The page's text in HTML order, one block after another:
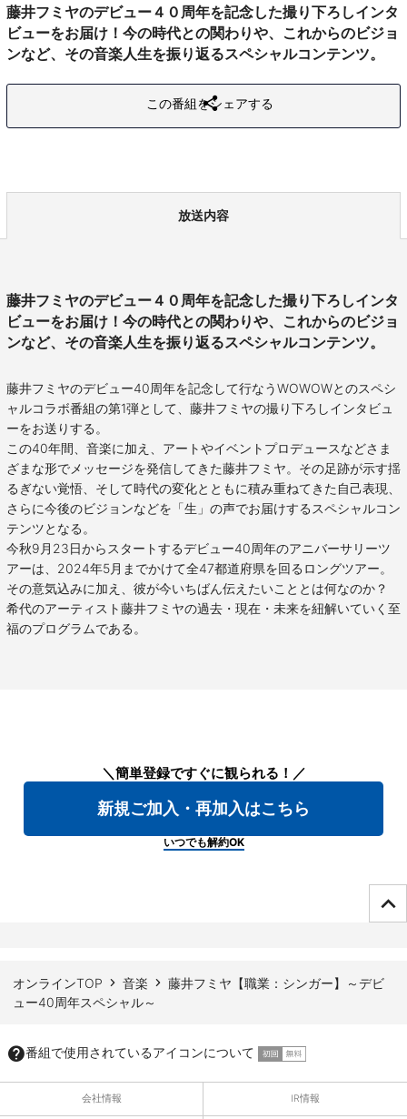
藤井フミヤのデビュー４０周年を記念した撮り下ろしインタ
ビューをお届け！今の時代との関わりや、これからのビジョ
ンなど、その音楽人生を振り返るスペシャルコンテンツ。
この番組をシェアする
放送内容
藤井フミヤのデビュー４０周年を記念した撮り下ろしインタ
ビューをお届け！今の時代との関わりや、これからのビジョ
ンなど、その音楽人生を振り返るスペシャルコンテンツ。
藤井フミヤのデビュー40周年を記念して行なうWOWOWとのスペシ
ャルコラボ番組の第1弾として、藤井フミヤの撮り下ろしインタビュ
ーをお送りする。
この40年間、音楽に加え、アートやイベントプロデュースなどさま
ざまな形でメッセージを発信してきた藤井フミヤ。その足跡が示す揺
るぎない覚悟、そして時代の変化とともに積み重ねてきた自己表現、
さらに今後のビジョンなどを「生」の声でお届けするスペシャルコン
テンツとなる。
今秋9月23日からスタートするデビュー40周年のアニバーサリーツ
アーは、2024年5月までかけて全47都道府県を回るロングツアー。
その意気込みに加え、彼が今いちばん伝えたいこととは何なのか？
希代のアーティスト藤井フミヤの過去・現在・未来を紐解いていく至
福のプログラムである。
＼簡単登録ですぐに観られる！／
新規ご加入・再加入はこちら
いつでも解約OK
オンラインTOP 音楽
藤井フミヤ【職業：シンガー】～デビ
ュー40周年スペシャル～
番組で使用されているアイコンについて
会社情報 IR情報